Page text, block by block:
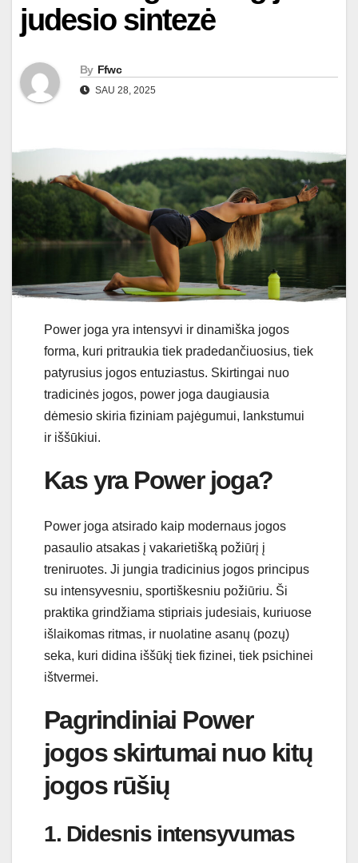
judesio sintezė
By Ffwc
SAU 28, 2025
Power joga yra intensyvi ir dinamiška jogos
forma, kuri pritraukia tiek pradedančiuosius, tiek
patyrusius jogos entuziastus. Skirtingai nuo
tradicinės jogos, power joga daugiausia
dėmesio skiria fiziniam pajėgumui, lankstumui
ir iššūkiui.
Kas yra Power joga?
Power joga atsirado kaip modernaus jogos
pasaulio atsakas į vakarietišką požiūrį į
treniruotes. Ji jungia tradicinius jogos principus
su intensyvesniu, sportiškesniu požiūriu. Ši
praktika grindžiama stipriais judesiais, kuriuose
išlaikomas ritmas, ir nuolatine asanų (pozų)
seka, kuri didina iššūkį tiek fizinei, tiek psichinei
ištvermei.
Pagrindiniai Power
jogos skirtumai nuo kitų
jogos rūšių
1. Didesnis intensyvumas